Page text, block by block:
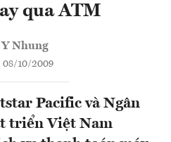
qua ATM
Y Nhung
08/10/2009
Pacific và Ngân
triển Việt Nam